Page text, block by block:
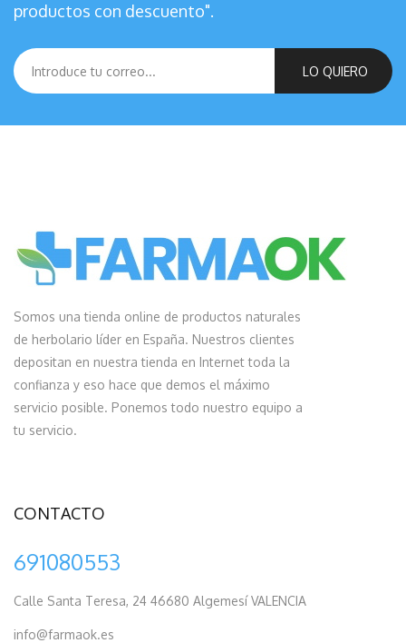
productos con descuento".
LO QUIERO
Somos una tienda online de productos naturales
de herbolario líder en España. Nuestros clientes
depositan en nuestra tienda en Internet toda la
confianza y eso hace que demos el máximo
servicio posible. Ponemos todo nuestro equipo a
tu servicio.
CONTACTO
691080553
Calle Santa Teresa, 24 46680 Algemesí VALENCIA
info@farmaok.es